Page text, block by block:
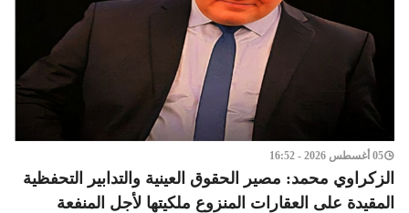
05 أغسطس 2026 - 16:52
الزكراوي محمد: مصير الحقوق العينية والتدابير التحفظية
المقيدة على العقارات المنزوع ملكيتها لأجل المنفعة